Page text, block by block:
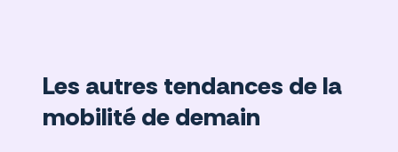
Les autres tendances de la
mobilité de demain